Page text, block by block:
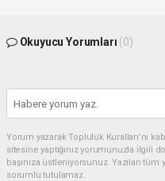
Okuyucu Yorumları (0)
Yorum yazarak Topluluk Kuralları’nı
sitesine yaptığınız yorumunuzla ilgili
başınıza üstleniyorsunuz. Yazılan
sorumlu tutulamaz.